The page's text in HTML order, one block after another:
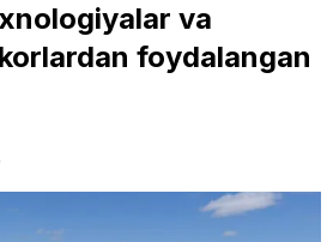
va
foydalangan